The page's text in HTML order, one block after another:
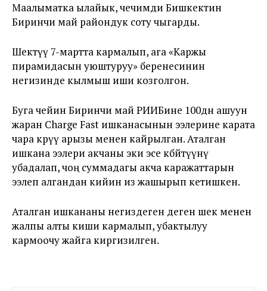
Маалыматка ылайык, чечимди Бишкектин
Биринчи май райондук соту чыгарды.
Шектүү 7-мартта кармалып, ага «Каржы
пирамидасын уюштуруу» беренесинин
негизинде кылмыш иши козголгон.
Буга чейин Биринчи май РИИБине 100дөн ашуун
жаран Charge Fast ишканасынын ээлерине карата
чара көрүү арызы менен кайрылган. Аталган
ишкана ээлери акчаны эки эсе көбөйтүүнү
убадалап, чоң суммадагы акча каражаттарын
ээлеп алгандан кийин из жашырып кетишкен.
Аталган ишкананы негиздеген деген шек менен
жалпы алты киши кармалып, убактылуу
кармоочу жайга киргизилген.